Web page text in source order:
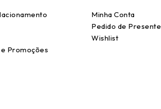
Promoções
Minha Conta
Pedido de Presente
Wishlist